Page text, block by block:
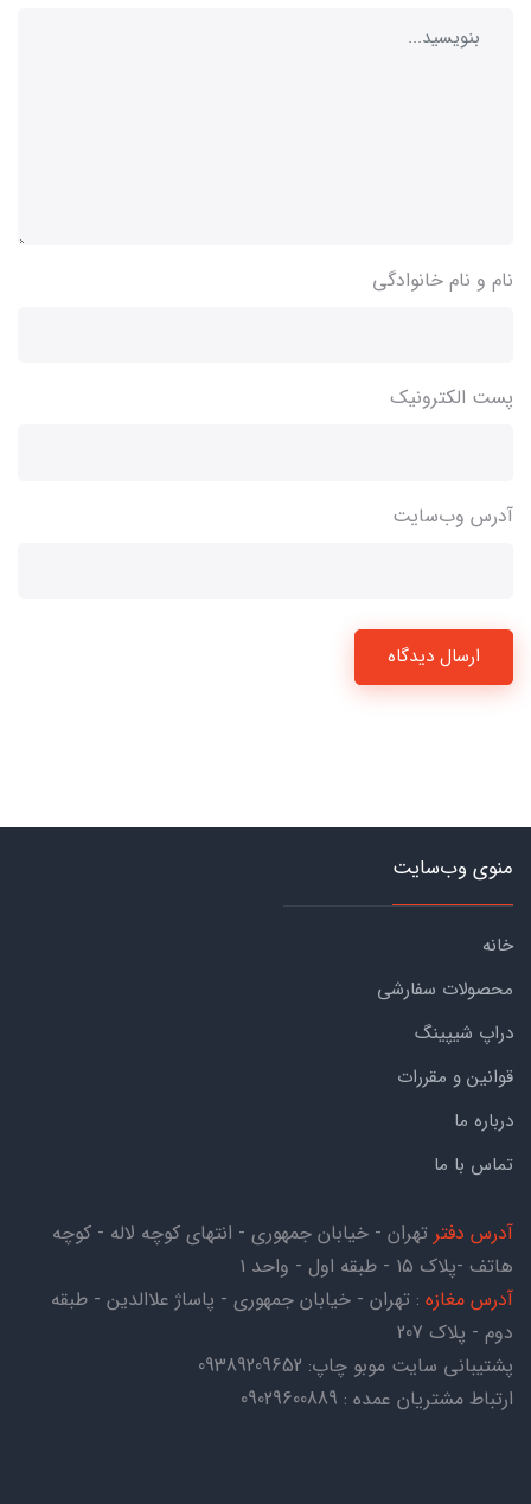
نام و نام خانوادگی
پست الکترونیک
آدرس وب‌سایت
ارسال دیدگاه
منوی وب‌سایت
خانه
محصولات سفارشی
دراپ شیپینگ
قوانین و مقررات
درباره ما
تماس با ما
آدرس دفتر تهران - خیابان جمهوری - انتهای کوچه لاله - کوچه
هاتف -پلاک ۱۵ - طبقه اول - واحد ۱
آدرس مغازه : تهران - خیابان جمهوری - پاساژ علاالدین - طبقه
دوم - پلاک 207
پشتیبانی سایت موبو چاپ: 09389209652
ارتباط مشتریان عمده : 09029600889